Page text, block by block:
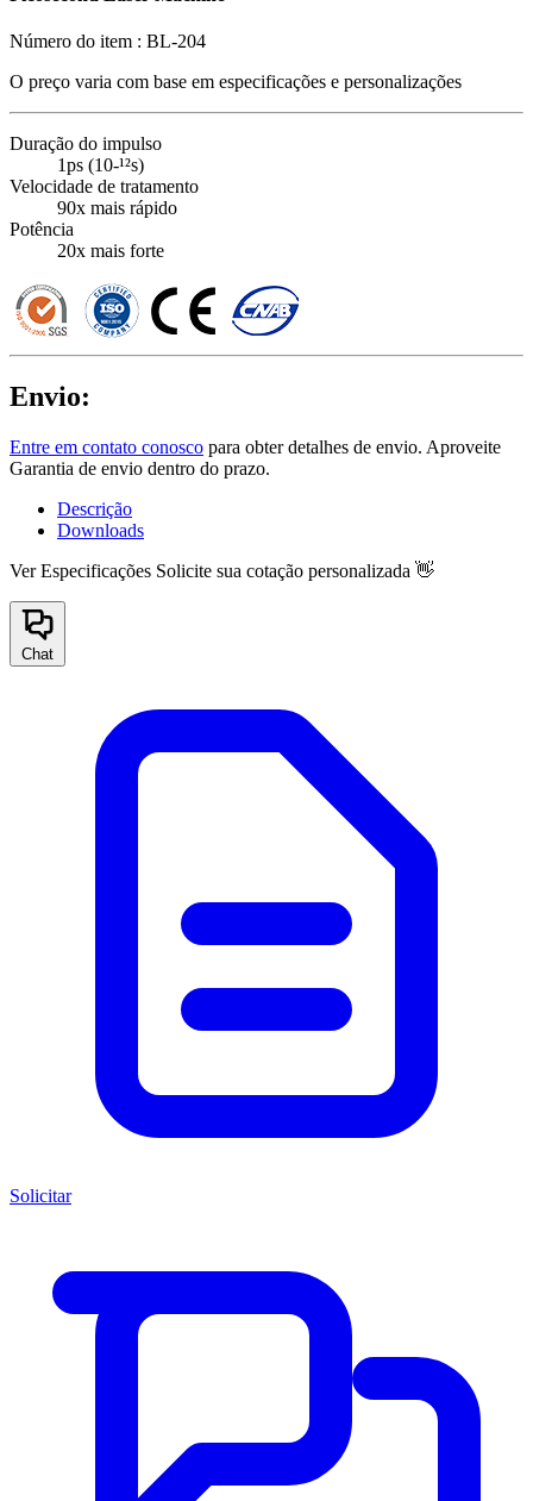
Número do item : BL-204
O preço varia com base em especificações e personalizações
Duração do impulso
1ps (10-¹²s)
Velocidade de tratamento
90x mais rápido
Potência
20x mais forte
Envio:
Entre em contato conosco para obter detalhes de envio. Aproveite
Garantia de envio dentro do prazo.
Descrição
Downloads
Ver Especificações Solicite sua cotação personalizada 👋
Chat
Solicitar